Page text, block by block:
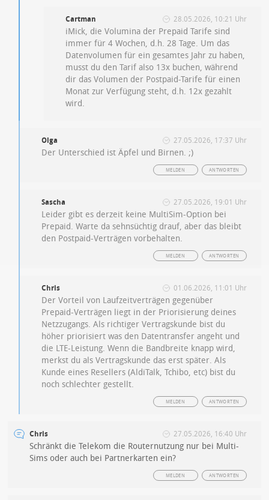
Cartman 28.05.2026, 10:21 Uhr
iMick, die Volumina der Prepaid Tarife sind
immer für 4 Wochen, d.h. 28 Tage. Um das
Datenvolumen für ein gesamtes Jahr zu haben,
musst du den Tarif also 13x buchen, während
dir das Volumen der Postpaid-Tarife für einen
Monat zur Verfügung steht, d.h. 12x gezahlt
wird.
Olga 27.05.2026, 17:37 Uhr
Der Unterschied ist Äpfel und Birnen. ;)
ANTWORTEN
MELDEN
Sascha 27.05.2026, 19:01 Uhr
Leider gibt es derzeit keine MultiSim-Option bei
Prepaid. Warte da sehnsüchtig drauf, aber das bleibt
den Postpaid-Verträgen vorbehalten.
ANTWORTEN
MELDEN
Chris 01.06.2026, 11:01 Uhr
Der Vorteil von Laufzeitverträgen gegenüber
Prepaid-Verträgen liegt in der Priorisierung deines
Netzzugangs. Als richtiger Vertragskunde bist du
höher priorisiert was den Datentransfer angeht und
die LTE-Leistung. Wenn die Bandbreite knapp wird,
merkst du als Vertragskunde das erst später. Als
Kunde eines Resellers (AldiTalk, Tchibo, etc) bist du
noch schlechter gestellt.
ANTWORTEN
MELDEN
Chris 27.05.2026, 16:40 Uhr
Schränkt die Telekom die Routernutzung nur bei Multi-
Sims oder auch bei Partnerkarten ein?
ANTWORTEN
MELDEN